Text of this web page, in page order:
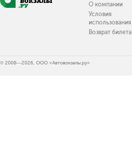
О компании
Условия
использования
Возврат билета
© 2008—2026, ООО «Автовокзалы.ру»